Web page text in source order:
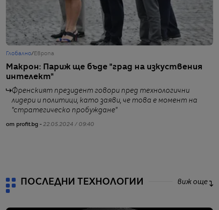
Глобално/Европа
Макрон: Париж ще бъде "град на изкуствения
интелект"
Френският президент говори пред технологични
лидери и политици, като заяви, че това е момент на
"стратегическо пробуждане"
от profit.bg - 22.05.2024 / 09:40
ПОСЛЕДНИ ТЕХНОЛОГИИ виж още